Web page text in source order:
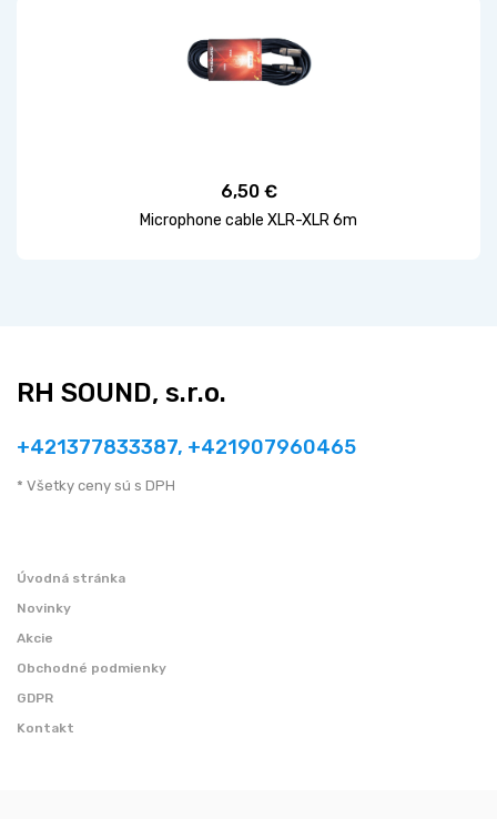
6,50 €
Microphone cable XLR-XLR 6m
RH SOUND, s.r.o.
+421377833387, +421907960465
* Všetky ceny sú s DPH
Úvodná stránka
Novinky
Akcie
Obchodné podmienky
GDPR
Kontakt